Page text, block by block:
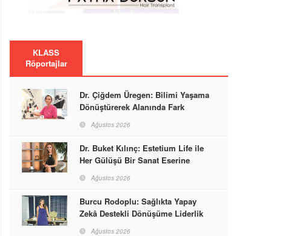
KLASS
Röportajlar
Dr. Çiğdem Üregen: Bilimi Yaşama
Dönüştürerek Alanında Fark
Ağustos 2026
Dr. Buket Kılınç: Estetium Life ile
Her Gülüşü Bir Sanat Eserine
Ağustos 2026
Burcu Rodoplu: Sağlıkta Yapay
Zekâ Destekli Dönüşüme Liderlik
Ağustos 2026